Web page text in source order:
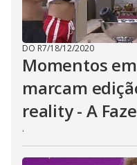
DO R7/18/12/2020
Momentos
marcam
reality - A
.